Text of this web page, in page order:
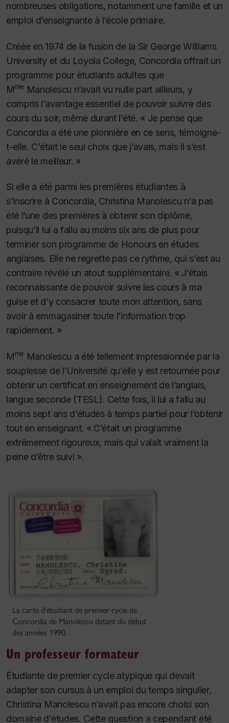
nombreuses obligations, notamment une famille et un
emploi d’enseignante à l’école primaire.
Créée en 1974 de la fusion de la Sir George Williams
University et du Loyola College, Concordia offrait un
programme pour étudiants adultes que
Mme Manolescu n’avait vu nulle part ailleurs, y
compris l’avantage essentiel de pouvoir suivre des
cours du soir, même durant l’été. « Je pense que
Concordia a été une pionnière en ce sens, témoigne-
t-elle. C’était le seul choix que j’avais, mais il s’est
avéré le meilleur. »
Si elle a été parmi les premières étudiantes à
s’inscrire à Concordia, Christina Manolescu n’a pas
été l’une des premières à obtenir son diplôme,
puisqu’il lui a fallu au moins six ans de plus pour
terminer son programme de Honours en études
anglaises. Elle ne regrette pas ce rythme, qui s’est au
contraire révélé un atout supplémentaire. « J’étais
reconnaissante de pouvoir suivre les cours à ma
guise et d’y consacrer toute mon attention, sans
avoir à emmagasiner toute l’information trop
rapidement. »
Mme Manolescu a été tellement impressionnée par la
souplesse de l’Université qu’elle y est retournée pour
obtenir un certificat en enseignement de l’anglais,
langue seconde (TESL). Cette fois, il lui a fallu au
moins sept ans d’études à temps partiel pour l’obtenir
tout en enseignant. « C’était un programme
extrêmement rigoureux, mais qui valait vraiment la
peine d’être suivi ».
La carte d'étudiant de premier cycle de
Concordia de Manolescu datant du début
des années 1990.
Un professeur formateur
Étudiante de premier cycle atypique qui devait
adapter son cursus à un emploi du temps singulier,
Christina Manolescu n’avait pas encore choisi son
domaine d’études. Cette question a cependant été